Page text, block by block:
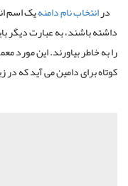
درانتخاب نام دامنهیک اسم
داشته باشند، به عبارت دیگر
را به خاطر بیاورند. این مورد
کوتاه برای دامین می آید که در